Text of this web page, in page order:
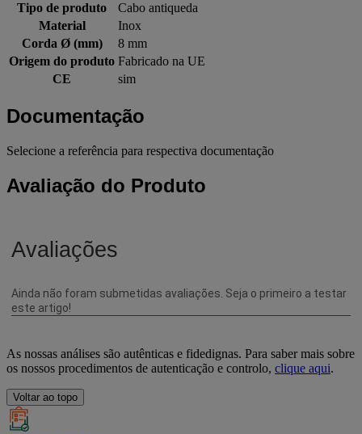
Tipo de produto
Cabo antiqueda
Material
Inox
Corda Ø (mm)
8 mm
Origem do produto Fabricado na UE
CE
sim
Documentação
Selecione a referência para respectiva documentação
Avaliação do Produto
As nossas análises são autênticas e fidedignas. Para saber mais sobre
os nossos procedimentos de autenticação e controlo, clique aqui.
Voltar ao topo